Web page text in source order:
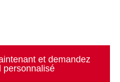
et demandez
personnalisé